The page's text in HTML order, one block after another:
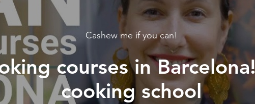
Cashew me if you can!
courses in
cooking school